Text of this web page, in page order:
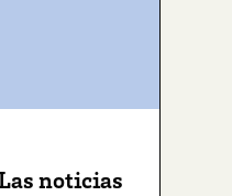
noticias